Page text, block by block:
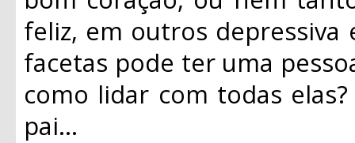
feliz, em outros
facetas pode ter uma
como lidar com todas
pai...